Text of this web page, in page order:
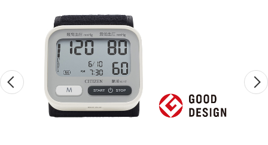
Previous